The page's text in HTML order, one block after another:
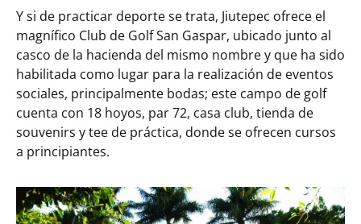
Y si de practicar deporte se trata, Jiutepec ofrece el
magnífico Club de Golf San Gaspar, ubicado junto al
casco de la hacienda del mismo nombre y que ha sido
habilitada como lugar para la realización de eventos
sociales, principalmente bodas; este campo de golf
cuenta con 18 hoyos, par 72, casa club, tienda de
souvenirs y tee de práctica, donde se ofrecen cursos
a principiantes.